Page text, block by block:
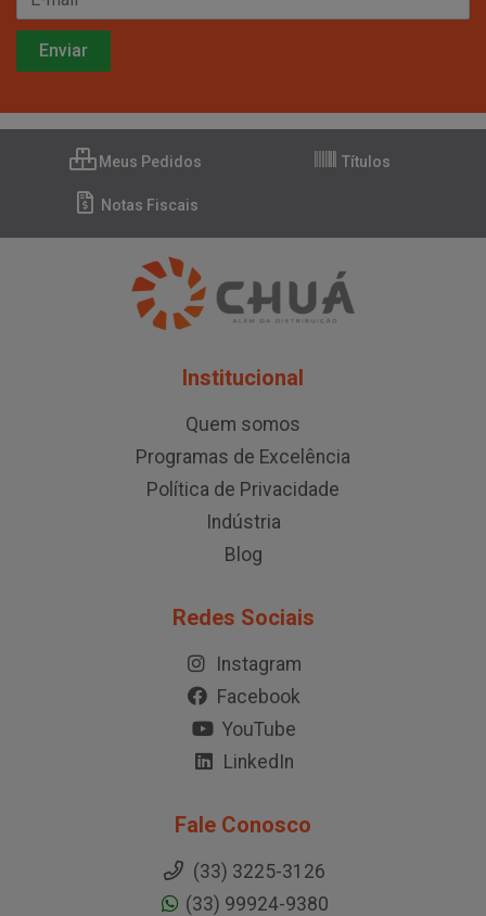
Meus Pedidos Títulos
Notas Fiscais
Institucional
Quem somos
Programas de Excelência
Política de Privacidade
Indústria
Blog
Redes Sociais
Instagram
Facebook
YouTube
LinkedIn
Fale Conosco
(33) 3225-3126
(33) 99924-9380